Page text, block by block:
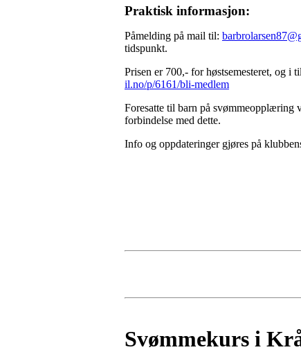
Praktisk informasjon:
Påmelding på mail til:
tidspunkt.
Prisen er 700,- for høstsemesteret, og
il.no/p/6161/bli-medlem
Foresatte til barn på svømmeopplæring
forbindelse med dette.
Info og oppdateringer gjøres på
Svømmekurs i